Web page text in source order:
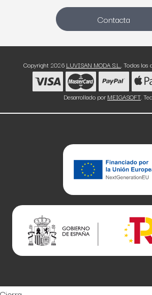
Contacta
Copyright 2026 LUVISAN MODA S.L.. Todos los
Desarrollado por MEIGASOFT.